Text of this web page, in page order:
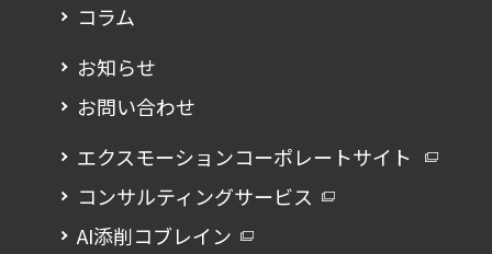
コラム
お知らせ
お問い合わせ
エクスモーションコーポレートサイト
コンサルティングサービス
AI添削コブレイン